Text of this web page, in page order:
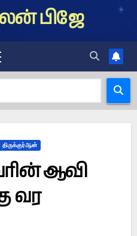
பிஜே
திருக்குர்ஆன்
ஆவி
வர